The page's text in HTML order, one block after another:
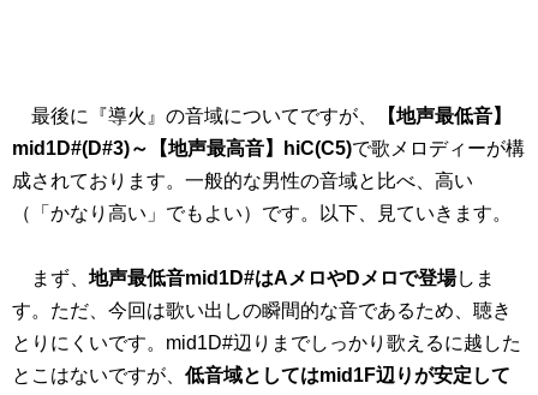
最後に『導火』の音域についてですが、
【地声最低音】
mid1D#(D#3)～【地声最高音】hiC(C5)で歌メロディーが構
成されております。一般的な男性の音域と比べ、高い
（「かなり高い」でもよい）です。以下、見ていきます。
まず、 地声最低音mid1D#はAメロやDメロで登場しま
す。ただ、今回は歌い出しの瞬間的な音であるため、聴き
とりにくいです。mid1D#辺りまでしっかり歌えるに越した
とこはないですが、 低音域としてはmid1F辺りが安定して